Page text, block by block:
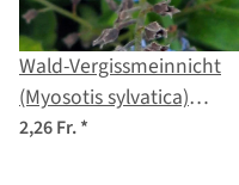
Wald-Vergissmeinnicht
(Myosotis sylvatica)
Samen
2,26 Fr.*